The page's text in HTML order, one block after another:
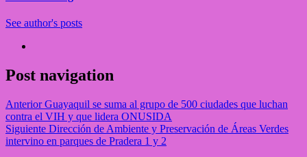
See author's posts
Post navigation
AnteriorGuayaquil se suma al grupo de 500 ciudades que luchan
contra el VIH y que lidera ONUSIDA
Siguiente Dirección de Ambiente y Preservación de Áreas Verdes
intervino en parques de Pradera 1 y 2